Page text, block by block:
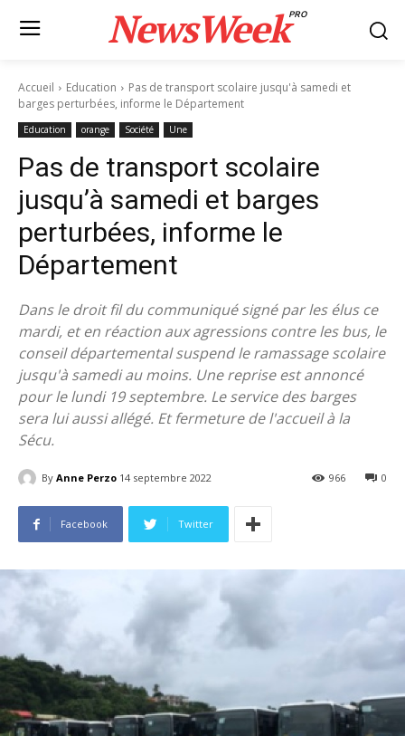
NewsWeekPRO
Accueil Education
Pas de transport scolaire jusqu'à samedi et
barges perturbées, informe le Département
Education orange Société Une
Pas de transport scolaire
jusqu’à samedi et barges
perturbées, informe le
Département
Dans le droit fil du communiqué signé par les élus ce
mardi, et en réaction aux agressions contre les bus, le
conseil départemental suspend le ramassage scolaire
jusqu'à samedi au moins. Une reprise est annoncé
pour le lundi 19 septembre. Le service des barges
sera lui aussi allégé. Et fermeture de l'accueil à la
Sécu.
By Anne Perzo 14 septembre 2022 0
966
Facebook Twitter